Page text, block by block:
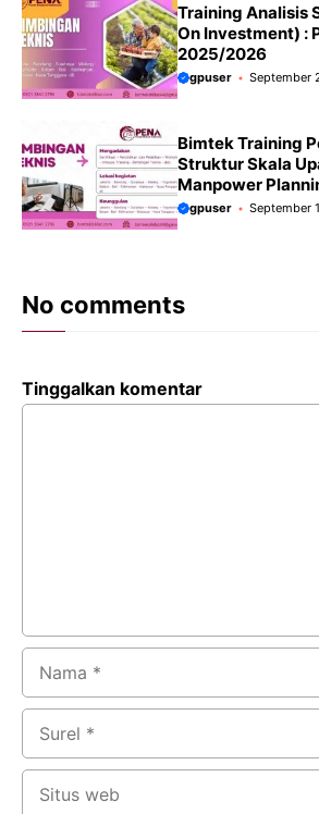
Training Analisis
On Investment) :
2025/2026
gpuser September
Bimtek Training
Struktur Skala
Manpower
Terbaru 2025/
gpuser September
No comments
Tinggalkan komentar
Komentar
Nama
Surel
Situs
web